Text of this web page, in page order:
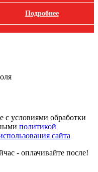
Подробнее
с условиями обработки
политикой
сайта
- оплачивайте после!